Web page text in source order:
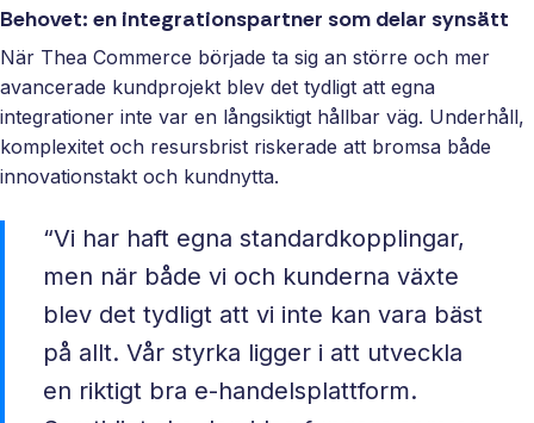
Behovet: en integrationspartner som delar synsätt
När Thea Commerce började ta sig an större och mer
avancerade kundprojekt blev det tydligt att egna
integrationer inte var en långsiktigt hållbar väg. Underhåll,
komplexitet och resursbrist riskerade att bromsa både
innovationstakt och kundnytta.
“Vi har haft egna standardkopplingar,
men när både vi och kunderna växte
blev det tydligt att vi inte kan vara bäst
på allt. Vår styrka ligger i att utveckla
en riktigt bra e-handelsplattform.